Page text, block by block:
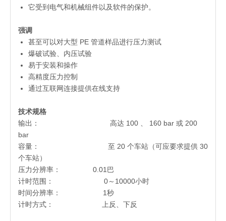
它受到电气和机械组件以及软件的保护。
强调
甚至可以对大型 PE 管道样品进行压力测试
爆破试验、内压试验
易于安装和操作
高精度压力控制
通过互联网连接提供在线支持
技术规格
输出： 高达 100 、 160 bar 或 200
bar
容量： 至 20 个车站（可应要求提供 30
个车站）
压力分辨率： 0.01巴
计时范围： 0～10000小时
时间分辨率： 1秒
计时方式： 上反、下反